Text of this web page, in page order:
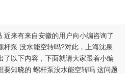
近来有来自安徽的用户向小编咨询了
杆泵 没水能空转吗?对此，上海沈泉
了以下内容，下面就请大家跟着小编
要知晓的 螺杆泵没水能空转吗 这问题